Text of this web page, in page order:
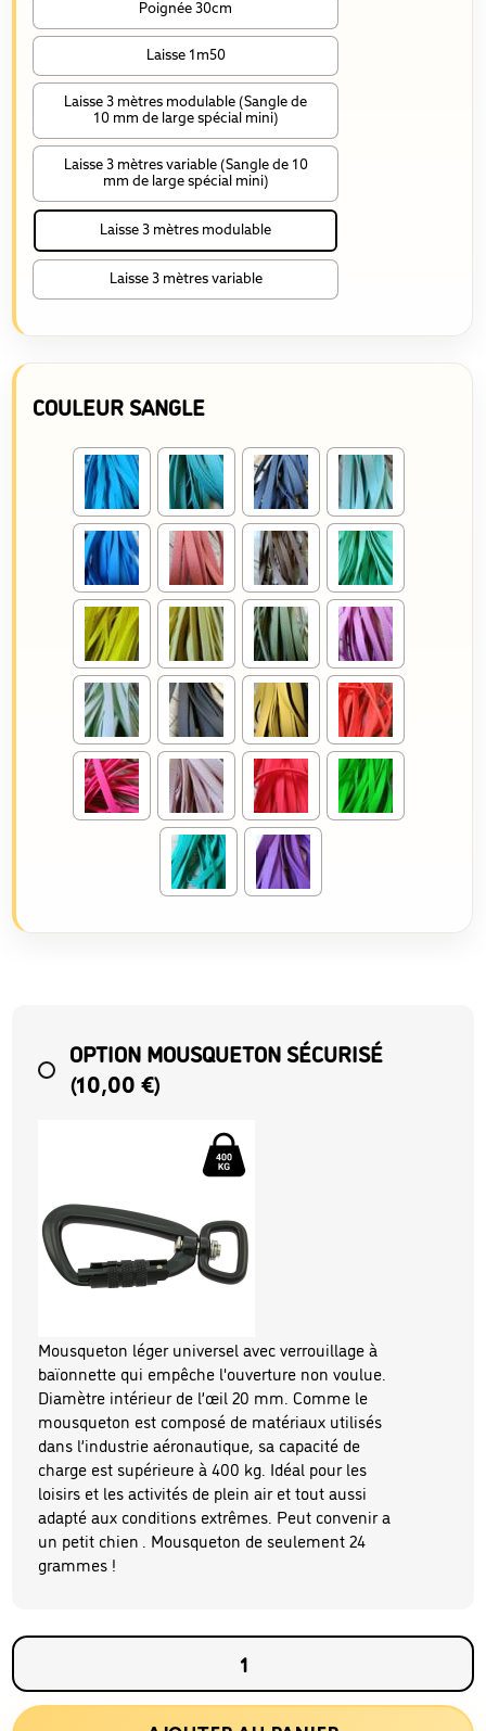
Poignée 30cm
Laisse 1m50
Laisse 3 mètres modulable (Sangle de
10 mm de large spécial mini)
Laisse 3 mètres variable (Sangle de 10
mm de large spécial mini)
Laisse 3 mètres modulable
Laisse 3 mètres variable
COULEUR SANGLE
OPTION MOUSQUETON SÉCURISÉ
(10,00€)
Mousqueton léger universel avec verrouillage à
baïonnette qui empêche l'ouverture non voulue.
Diamètre intérieur de l’œil 20 mm. Comme le
mousqueton est composé de matériaux utilisés
dans l’industrie aéronautique, sa capacité de
charge est supérieure à 400 kg. Idéal pour les
loisirs et les activités de plein air et tout aussi
adapté aux conditions extrêmes. Peut convenir a
un petit chien . Mousqueton de seulement 24
grammes !
quantité
de
Poignée